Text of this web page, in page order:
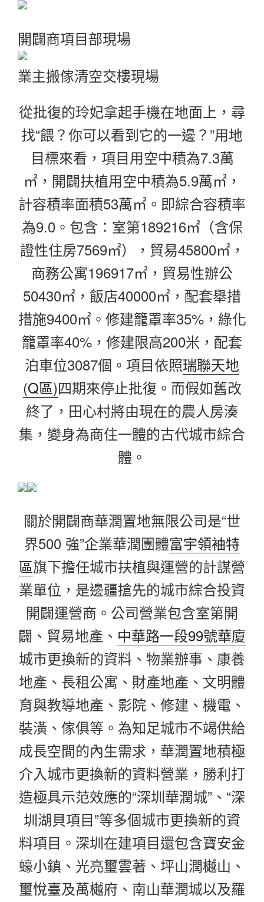
開闢商項目部現場
業主搬傢清空交樓現場
從批復的玲妃拿起手機在地面上，尋
找“餵？你可以看到它的一邊？”用地
目標來看，項目用空中積為7.3萬
㎡，開闢扶植用空中積為5.9萬㎡，
計容積率面積53萬㎡。即綜合容積率
為9.0。包含：室第189216㎡（含保
證性住房7569㎡），貿易45800㎡，
商務公寓196917㎡，貿易性辦公
50430㎡，飯店40000㎡，配套舉措
措施9400㎡。修建籠罩率35%，綠化
籠罩率40%，修建限高200米，配套
泊車位3087個。項目依照瑞聯天地
(Q區)四期來停止批復。而假如舊改
終了，田心村將由現在的農人房湊
集，變身為商住一體的古代城市綜合
體。
關於開闢商華潤置地無限公司是“世
界500 強”企業華潤團體富宇領袖特
區旗下擔任城市扶植與運營的計謀營
業單位，是邊疆搶先的城市綜合投資
開闢運營商。公司營業包含室第開
闢、貿易地產、 中華路一段99號華廈
城市更換新的資料、物業辦事、康養
地產、長租公寓、財產地產、文明體
育與教導地產、影院、修建、機電、
裝潢、傢俱等。為知足城市不竭供給
成長空間的內生需求，華潤置地積極
介入城市更換新的資料營業，勝利打
造極具示范效應的“深圳華潤城”、“深
圳湖貝項目”等多個城市更換新的資
料項目。深圳在建項目還包含寶安金
蠔小鎮、光亮璽雲著、坪山潤樾山、
璽悅臺及萬樾府、南山華潤城以及羅